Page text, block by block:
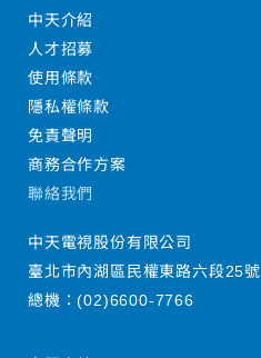
中天介紹
人才招募
使用條款
隱私權條款
免責聲明
商務合作方案
聯絡我們
中天電視股份有限公司
臺北市內湖區民權東路六段25號
總機：(02)6600-7766